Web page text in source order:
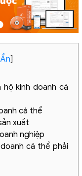
Ẩn]
hộ kinh doanh cá
cá thể
xuất
nghiệp
cá thể phải